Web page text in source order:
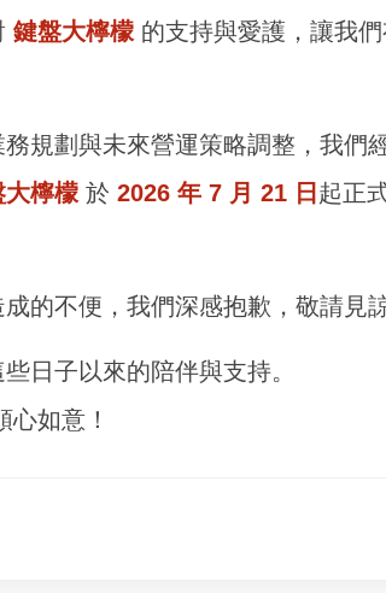
鍵盤大檸檬 的支持與愛護，讓我
規劃與未來營運策略調整，我們
大檸檬 於 2026 年 7 月 21 日 起正
的不便，我們深感抱歉，敬請見諒
日子以來的陪伴與支持。
如意！